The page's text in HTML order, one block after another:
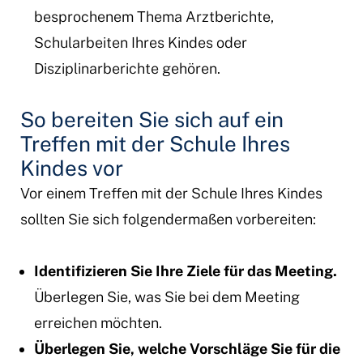
besprochenem Thema Arztberichte,
Schularbeiten Ihres Kindes oder
Disziplinarberichte gehören.
So bereiten Sie sich auf ein
Treffen mit der Schule Ihres
Kindes vor
Vor einem Treffen mit der Schule Ihres Kindes
sollten Sie sich folgendermaßen vorbereiten:
Identifizieren Sie Ihre Ziele für das Meeting.
Überlegen Sie, was Sie bei dem Meeting
erreichen möchten.
Überlegen Sie, welche Vorschläge Sie für die